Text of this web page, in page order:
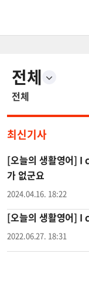
전체
전체
최신기사
[오늘의 생활영어] I
가 없군요
2024.04.16. 18:22
[오늘의 생활영어]
2022.06.27. 18:31